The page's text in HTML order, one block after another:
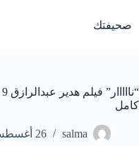
المحتوى
صحيفتك
كامل
salma 26 أغسطس، 2025